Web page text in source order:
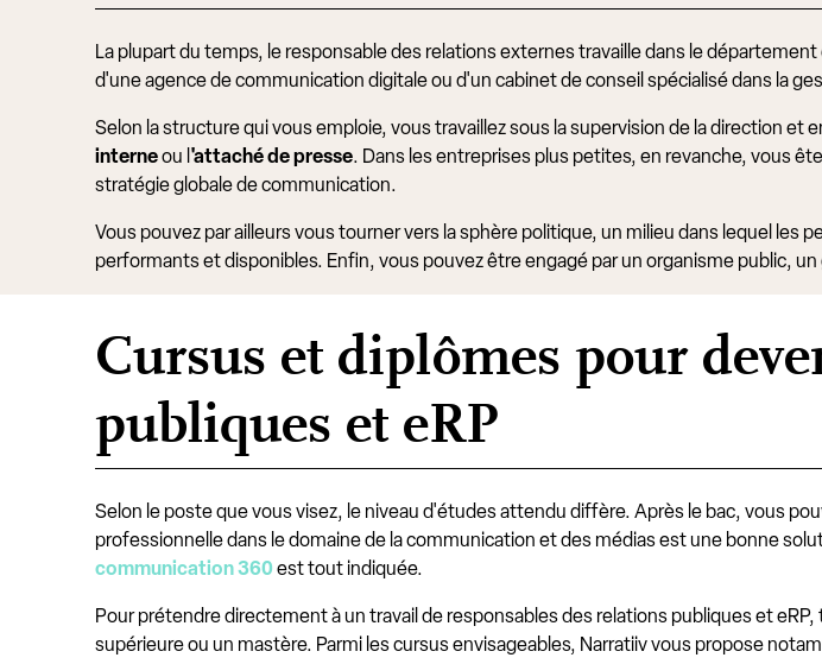
La plupart du temps, le responsable des relations externes travaille dans le
d'une agence de communication digitale ou d'un cabinet de conseil spécialisé dans la
Selon la structure qui vous emploie, vous travaillez sous la supervision de la direction
interneou l 'attaché de presse. Dans les entreprises plus petites, en revanche, vous
stratégie globale de communication.
Vous pouvez par ailleurs vous tourner vers la sphère politique, un milieu dans lequel
performants et disponibles. Enfin, vous pouvez être engagé par un organisme public,
Cursus et diplômes pour
publiques et eRP
Selon le poste que vous visez, le niveau d'études attendu diffère. Après le bac, vous
professionnelle dans le domaine de la communication et des médias est une bonne
communication 360est tout indiquée.
Pour prétendre directement à un travail de responsables des relations publiques et
supérieure ou un mastère. Parmi les cursus envisageables, Narratiiv vous propose